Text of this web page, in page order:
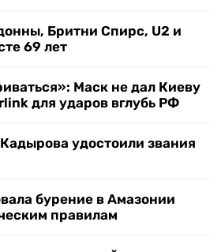
Бритни Спирс, U2 и
69 лет
Маск не дал Киеву
для ударов вглубь РФ
удостоили звания
бурение в Амазонии
правилам